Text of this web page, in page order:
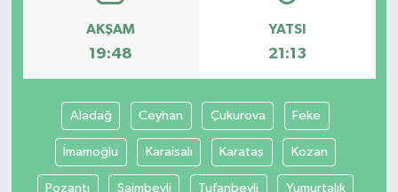
AKŞAM
19:48
YATSI
21:13
Aladağ Ceyhan Çukurova Feke
İmamoğlu Karaisalı Karataş Kozan
Pozantı Saimbeyli Tufanbeyli Yumurtalık